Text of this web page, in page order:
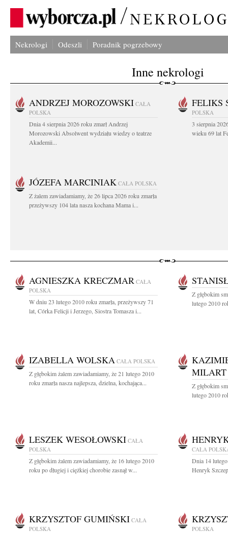
Nekrologi Odeszli Poradnik pogrzebowy
Inne nekrologi
ANDRZEJ MOROZOWSKI CAŁA
POLSKA
Dnia 4 sierpnia 2026 roku zmarł Andrzej
Morozowski Absolwent wydziału wiedzy o teatrze
Akademii...
FELIKS
POLSKA
3 sierpnia
wieku 69 lat
JÓZEFA MARCINIAK CAŁA POLSKA
Z żalem zawiadamiamy, że 26 lipca 2026 roku zmarła
przeżywszy 104 lata nasza kochana Mama i...
AGNIESZKA KRECZMAR CAŁA
POLSKA
W dniu 23 lutego 2010 roku zmarła, przeżywszy 71
lat, Córka Felicji i Jerzego, Siostra Tomasza i...
Z głębokim
lutego 2010
IZABELLA WOLSKA CAŁA POLSKA
Z głębokim żalem zawiadamiamy, że 21 lutego 2010
roku zmarła nasza najlepsza, dzielna, kochająca...
MILART
Z głębokim
lutego 2010
LESZEK WESOŁOWSKI CAŁA
POLSKA
Z głębokim żalem zawiadamiamy, że 16 lutego 2010
roku po długiej i ciężkiej chorobie zasnął w...
CAŁA
Dnia 14
Henryk
KRZYSZTOF GUMIŃSKI CAŁA
POLSKA
POLSKA